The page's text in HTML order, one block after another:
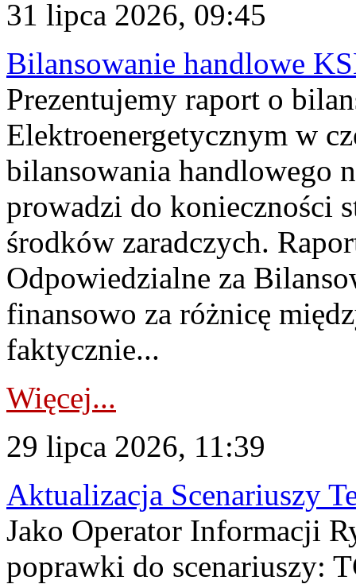
31 lipca 2026, 09:45
Bilansowanie handlowe
Prezentujemy raport o
Elektroenergetycznym w
bilansowania handlowego
prowadzi do konieczności
środków zaradczych.
Odpowiedzialne za
finansowo za różnicę
faktycznie...
Więcej...
29 lipca 2026, 11:39
Aktualizacja Scenariuszy
Jako Operator Informacji
poprawki do scenariuszy: